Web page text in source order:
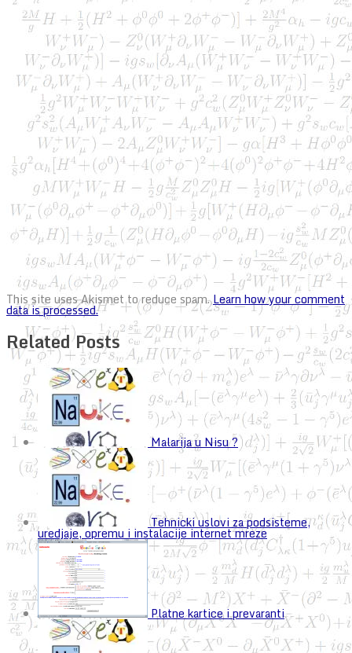
This site uses Akismet to reduce spam.Learn how your comment
data is processed.
Related Posts
Malarija u Nisu ?
Tehnicki uslovi za podsisteme,
uredjaje, opremu i instalacije internet mreze
Platne kartice i prevaranti